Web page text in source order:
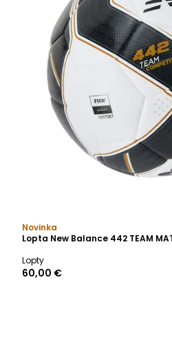
Novinka
Lopta New Balance 442 TEAM
Lopty
60,00 €